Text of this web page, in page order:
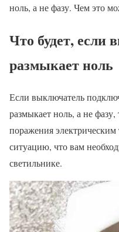
ноль, а не фазу. Чем это
Что будет, если
размыкает ноль
Если выключатель
размыкает ноль, а не
поражения электрическим
ситуацию, что вам
светильнике.